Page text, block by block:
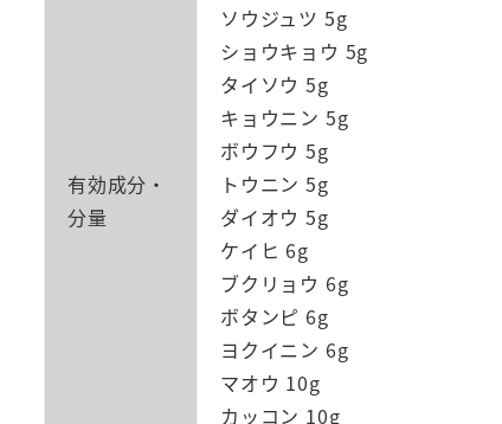
有効成分・
分量
ソウジュツ 5g
ショウキョウ 5g
タイソウ 5g
キョウニン 5g
ボウフウ 5g
トウニン 5g
ダイオウ 5g
ケイヒ 6g
ブクリョウ 6g
ボタンピ 6g
ヨクイニン 6g
マオウ 10g
カッコン 10g